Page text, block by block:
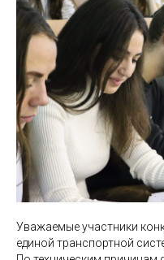
Уважаемые участники
единой транспортной